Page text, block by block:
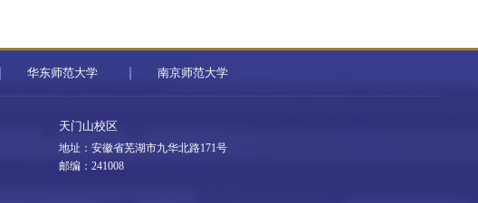
华东师范大学 南京师范大学
天门山校区
地址：安徽省芜湖市九华北路171号
邮编：241008